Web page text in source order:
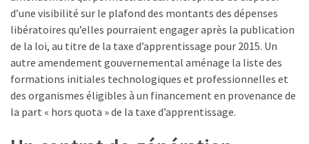
d’une visibilité sur le plafond des montants des dépenses
libératoires qu’elles pourraient engager après la publication
de la loi, au titre de la taxe d’apprentissage pour 2015. Un
autre amendement gouvernemental aménage la liste des
formations initiales technologiques et professionnelles et
des organismes éligibles à un financement en provenance de
la part « hors quota » de la taxe d’apprentissage.